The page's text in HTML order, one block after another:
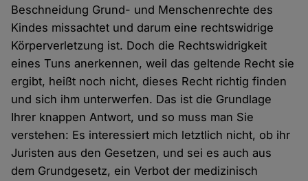
Beschneidung Grund- und Menschenrechte des
Kindes missachtet und darum eine rechtswidrige
Körperverletzung ist. Doch die Rechtswidrigkeit
eines Tuns anerkennen, weil das geltende Recht sie
ergibt, heißt noch nicht, dieses Recht richtig finden
und sich ihm unterwerfen. Das ist die Grundlage
Ihrer knappen Antwort, und so muss man Sie
verstehen: Es interessiert mich letztlich nicht, ob ihr
Juristen aus den Gesetzen, und sei es auch aus
dem Grundgesetz, ein Verbot der medizinisch